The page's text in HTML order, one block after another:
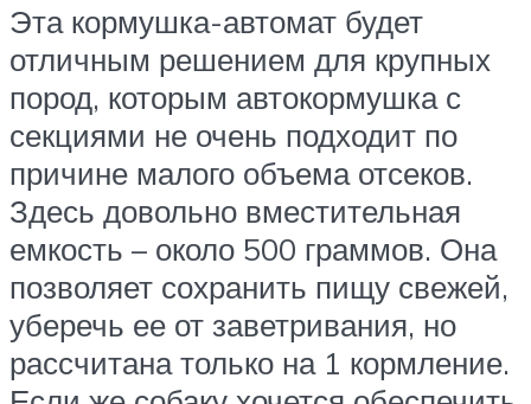
Эта кормушка-автомат будет
отличным решением для крупных
пород, которым автокормушка с
секциями не очень подходит по
причине малого объема отсеков.
Здесь довольно вместительная
емкость – около 500 граммов. Она
позволяет сохранить пищу свежей,
уберечь ее от заветривания, но
рассчитана только на 1 кормление.